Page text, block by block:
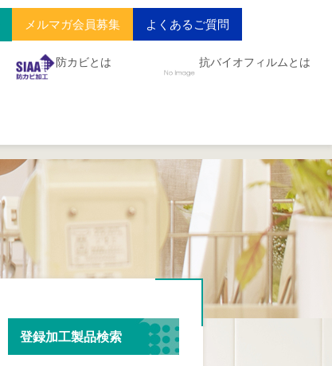
メルマガ会員募集 よくあるご質問
防カビとは 抗バイオフィルムとは
登録加工製品検索